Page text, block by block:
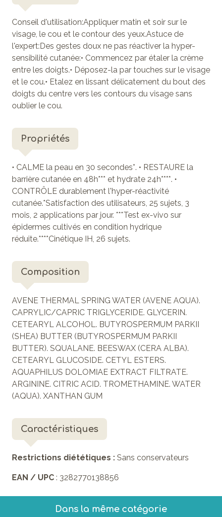
Conseil d'utilisation:Appliquer matin et soir sur le
visage, le cou et le contour des yeux.Astuce de
l'expert:Des gestes doux ne pas réactiver la hyper-
sensibilité cutanée:• Commencez par étaler la crème
entre les doigts.• Déposez-la par touches sur le visage
et le cou.• Etalez en lissant délicatement du bout des
doigts du centre vers les contours du visage sans
oublier le cou.
Propriétés
• CALME la peau en 30 secondes*. • RESTAURE la
barrière cutanée en 48h*** et hydrate 24h****. •
CONTRÔLE durablement l'hyper-réactivité
cutanée.*Satisfaction des utilisateurs, 25 sujets, 3
mois, 2 applications par jour. ***Test ex-vivo sur
épidermes cultivés en condition hydrique
réduite.****Cinétique IH, 26 sujets.
Composition
AVENE THERMAL SPRING WATER (AVENE AQUA).
CAPRYLIC/CAPRIC TRIGLYCERIDE. GLYCERIN.
CETEARYL ALCOHOL. BUTYROSPERMUM PARKII
(SHEA) BUTTER (BUTYROSPERMUM PARKII
BUTTER). SQUALANE. BEESWAX (CERA ALBA).
CETEARYL GLUCOSIDE. CETYL ESTERS.
AQUAPHILUS DOLOMIAE EXTRACT FILTRATE.
ARGININE. CITRIC ACID. TROMETHAMINE. WATER
(AQUA). XANTHAN GUM
Caractéristiques
Restrictions diététiques : Sans conservateurs
EAN / UPC : 3282770138856
Dans la même catégorie